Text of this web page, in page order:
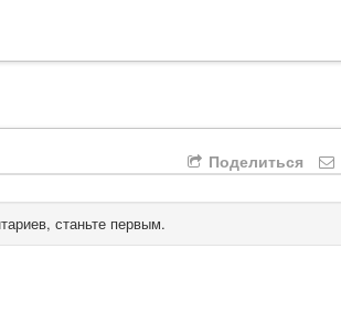
Поделиться
станьте первым.